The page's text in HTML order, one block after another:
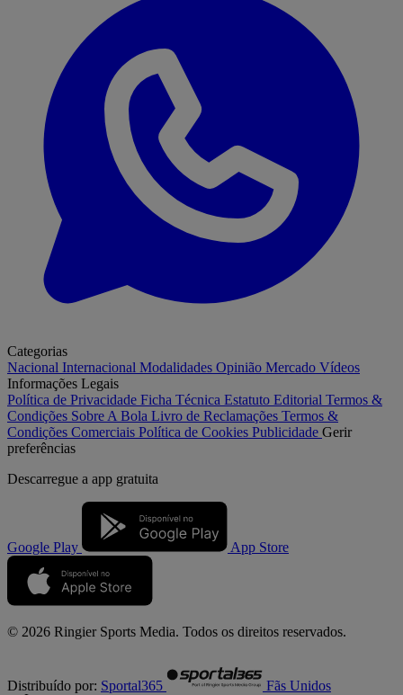
Categorias
Nacional Internacional Modalidades Opinião Mercado Vídeos
Informações Legais
Política de Privacidade Ficha Técnica Estatuto Editorial Termos &
Condições Sobre A Bola Livro de Reclamações Termos &
Condições Comerciais Política de Cookies Publicidade Gerir
preferências
Descarregue a app gratuita
Google Play App Store
© 2026 Ringier Sports Media. Todos os direitos reservados.
Distribuído por: Sportal365 Fãs Unidos